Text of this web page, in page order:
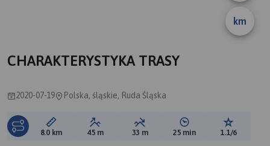
km
CHARAKTERYSTYKA TRASY
2020-07-19 Polska, śląskie, Ruda Śląska
Długość trasy:
8.0 km Suma przewyższeń:
45 m Suma spadków:
33 m Średni czas potrzebny
25 min Ocena
1.1/6